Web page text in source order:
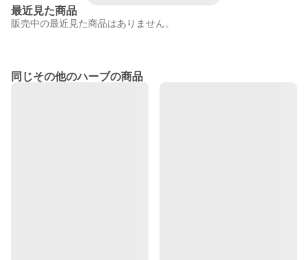
最近見た商品
販売中の最近見た商品はありません。
同じその他のハーブの商品